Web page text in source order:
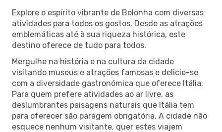
Explore o espírito vibrante de Bolonha com diversas
atividades para todos os gostos. Desde as atrações
emblemáticas até à sua riqueza histórica, este
destino oferece de tudo para todos.
Mergulhe na história e na cultura da cidade
visitando museus e atrações famosas e delicie-se
com a diversidade gastronómica que oferece Itália.
Para quem prefere atividades ao ar livre, as
deslumbrantes paisagens naturais que Itália tem
para oferecer são paragem obrigatória. A cidade não
esquece nenhum visitante, quer estes viajem